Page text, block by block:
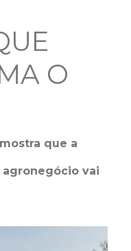
O
que a
vai